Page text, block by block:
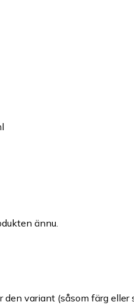
ännu.
den variant (såsom färg